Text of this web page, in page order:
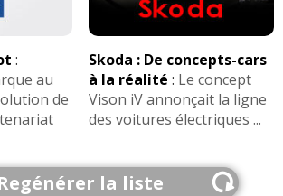
:
au
de
Skoda : De concepts-cars
à la réalité : Le concept
Vison iV annonçait la ligne
des voitures électriques ...
la liste